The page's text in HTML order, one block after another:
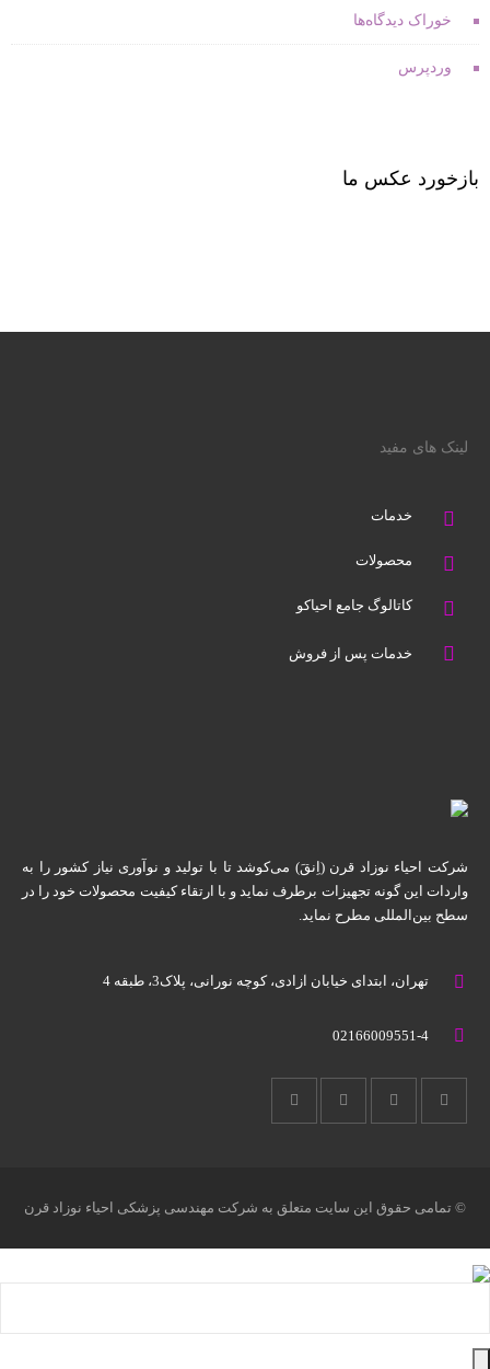
خوراک دیدگاه‌ها
وردپرس
بازخورد عکس ما
لینک های مفید
خدمات
محصولات
کاتالوگ جامع احیاکو
خدمات پس از فروش
شرکت احیاء نوزاد قرن (اِنقَ) می‌کوشد تا با تولید و نوآوری نیاز کشور را به
واردات این گونه تجهیزات برطرف نماید و با ارتقاء کیفیت محصولات خود را در
سطح بین‌المللی مطرح نماید.
تهران، ابتدای خیابان آزادی، کوچه نورانی، پلاک3، طبقه 4
02166009551-4
© تمامی حقوق این سایت متعلق به شرکت مهندسی پزشکی احیاء نوزاد قرن